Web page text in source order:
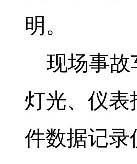
明。
现场事故
灯光、仪表
件数据记录